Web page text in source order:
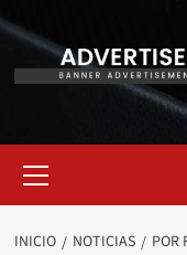
INICIO NOTICIAS
POR